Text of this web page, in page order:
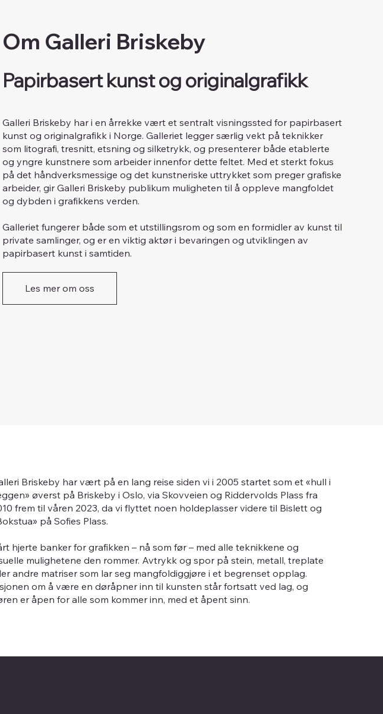
Om Galleri Briskeby
Papirbasert kunst og originalgrafikk
Galleri Briskeby har i en årrekke vært et sentralt visningssted for papirbasert
kunst og originalgrafikk i Norge. Galleriet legger særlig vekt på teknikker
som litografi, tresnitt, etsning og silketrykk, og presenterer både etablerte
og yngre kunstnere som arbeider innenfor dette feltet. Med et sterkt fokus
på det håndverksmessige og det kunstneriske uttrykket som preger grafiske
arbeider, gir Galleri Briskeby publikum muligheten til å oppleve mangfoldet
og dybden i grafikkens verden.
Galleriet fungerer både som et utstillingsrom og som en formidler av kunst til
private samlinger, og er en viktig aktør i bevaringen og utviklingen av
papirbasert kunst i samtiden.
Les mer om oss
Briskeby har vært på en lang reise siden vi i 2005 startet som et «hull i
øverst på Briskeby i Oslo, via Skovveien og Riddervolds Plass fra
frem til våren 2023, da vi flyttet noen holdeplasser videre til Bislett og
på Sofies Plass.
hjerte banker for grafikken – nå som før – med alle teknikkene og
mulighetene den rommer. Avtrykk og spor på stein, metall, treplate
andre matriser som lar seg mangfoldiggjøre i et begrenset opplag.
om å være en døråpner inn til kunsten står fortsatt ved lag, og
er åpen for alle som kommer inn, med et åpent sinn.